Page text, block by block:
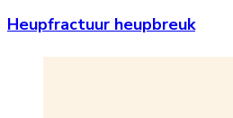
Heupfractuur heupbreuk